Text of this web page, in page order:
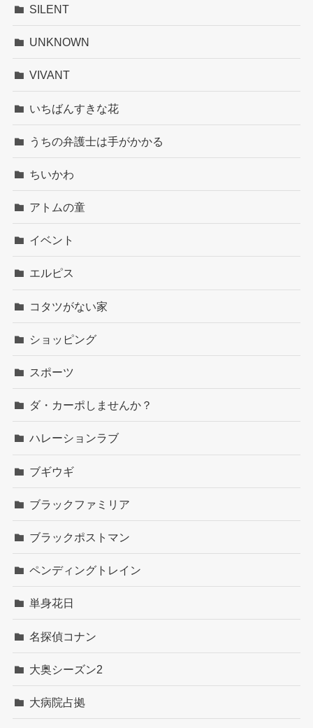
SILENT
UNKNOWN
VIVANT
いちばんすきな花
うちの弁護士は手がかかる
ちいかわ
アトムの童
イベント
エルピス
コタツがない家
ショッピング
スポーツ
ダ・カーポしませんか？
ハレーションラブ
ブギウギ
ブラックファミリア
ブラックポストマン
ペンディングトレイン
単身花日
名探偵コナン
大奥シーズン2
大病院占拠